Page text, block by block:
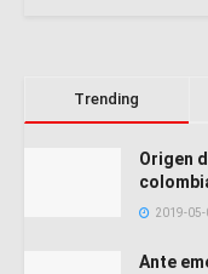
Trending
Origen
2019-05-
Ante